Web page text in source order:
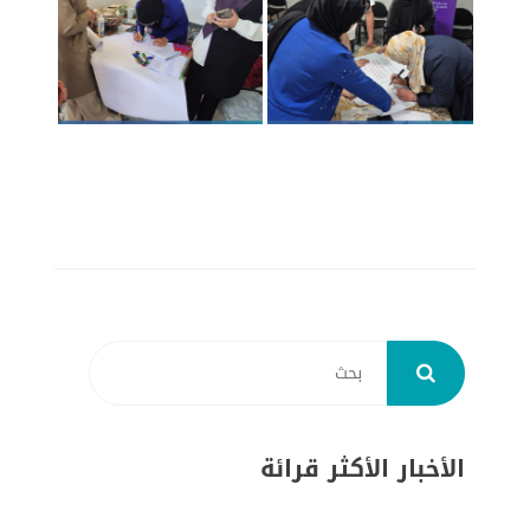
الأخبار الأكثر قرائة